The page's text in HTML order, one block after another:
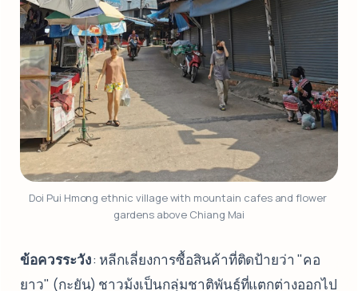
Doi Pui Hmong ethnic village with mountain cafes and flower
gardens above Chiang Mai
ข้อควรระวัง: หลีกเลี่ยงการซื้อสินค้าที่ติดป้ายว่า "คอ
ยาว" (กะยัน) ชาวม้งเป็นกลุ่มชาติพันธุ์ที่แตกต่างออกไป